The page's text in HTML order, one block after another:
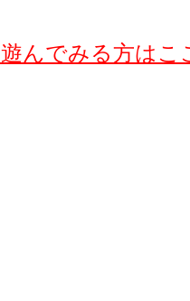
んでみる方はこ